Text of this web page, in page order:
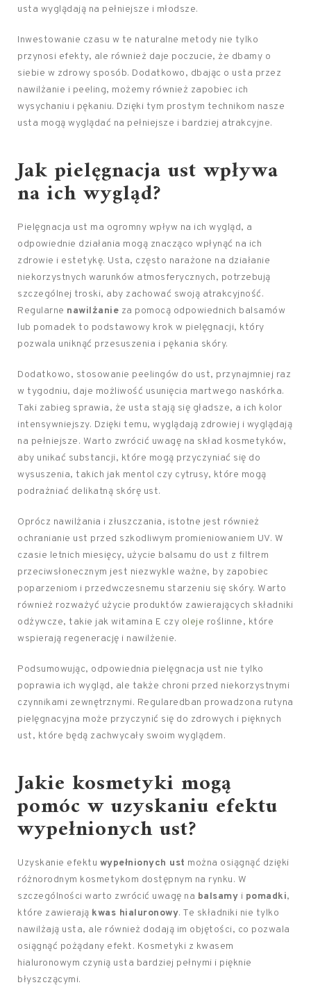
usta wyglądają na pełniejsze i młodsze.
Inwestowanie czasu w te naturalne metody nie tylko
przynosi efekty, ale również daje poczucie, że dbamy o
siebie w zdrowy sposób. Dodatkowo, dbając o usta przez
nawilżanie i peeling, możemy również zapobiec ich
wysychaniu i pękaniu. Dzięki tym prostym technikom nasze
usta mogą wyglądać na pełniejsze i bardziej atrakcyjne.
Jakpielęgnacja ust wpływa
na ich wygląd?
Pielęgnacja ust ma ogromny wpływ na ich wygląd, a
odpowiednie działania mogą znacząco wpłynąć na ich
zdrowie i estetykę. Usta, często narażone na działanie
niekorzystnych warunków atmosferycznych, potrzebują
szczególnej troski, aby zachować swoją atrakcyjność.
Regularne nawilżanie za pomocą odpowiednich balsamów
lub pomadek to podstawowy krok w pielęgnacji, który
pozwala uniknąć przesuszenia i pękania skóry.
Dodatkowo, stosowanie peelingów do ust, przynajmniej raz
w tygodniu, daje możliwość usunięcia martwego naskórka.
Taki zabieg sprawia, że usta stają się gładsze, a ich kolor
intensywniejszy. Dzięki temu, wyglądają zdrowiej i wyglądają
na pełniejsze. Warto zwrócić uwagę na skład kosmetyków,
aby unikać substancji, które mogą przyczyniać się do
wysuszenia, takich jak mentol czy cytrusy, które mogą
podrażniać delikatną skórę ust.
Oprócz nawilżania i złuszczania, istotne jest również
ochranianie ust przed szkodliwym promieniowaniem UV. W
czasie letnich miesięcy, użycie balsamu do ust z filtrem
przeciwsłonecznym jest niezwykle ważne, by zapobiec
poparzeniom i przedwczesnemu starzeniu się skóry. Warto
również rozważyć użycie produktów zawierających składniki
odżywcze, takie jak witamina E czy oleje roślinne, które
wspierają regenerację i nawilżenie.
Podsumowując, odpowiednia pielęgnacja ust nie tylko
poprawia ich wygląd, ale także chroni przed niekorzystnymi
czynnikami zewnętrznymi. Regularedban prowadzona rutyna
pielęgnacyjna może przyczynić się do zdrowych i pięknych
ust, które będą zachwycały swoim wyglądem.
Jakie kosmetyki mogą
pomóc w uzyskaniu efektu
wypełnionych ust?
Uzyskanie efektu wypełnionych ust można osiągnąć dzięki
różnorodnym kosmetykom dostępnym na rynku. W
szczególności warto zwrócić uwagę na balsamy i pomadki,
które zawierają kwas hialuronowy. Te składniki nie tylko
nawilżają usta, ale również dodają im objętości, co pozwala
osiągnąć pożądany efekt. Kosmetyki z kwasem
hialuronowym czynią usta bardziej pełnymi i pięknie
błyszczącymi.